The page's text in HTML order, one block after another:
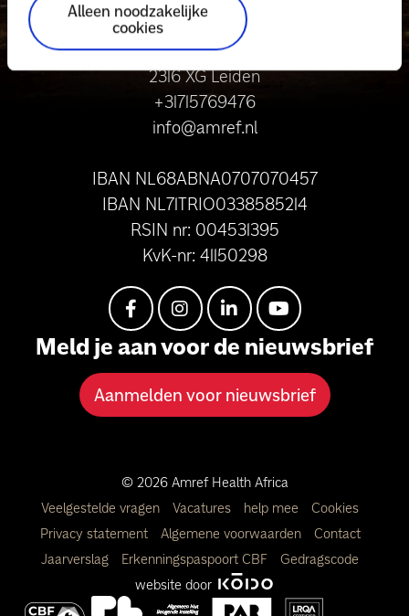
Alleen noodzakelijke
cookies
Contact
Schuttersveld 9
2316 XG Leiden
+31715769476
info@amref.nl
IBAN NL68ABNA0707070457
IBAN NL71TRIO0338585214
RSIN nr: 004531395
KvK-nr: 41150298
Meld je aan voor de nieuwsbrief
Aanmelden voor nieuwsbrief
© 2026 Amref Health Africa
Veelgestelde vragen
Vacatures help mee
Cookies
Privacy statement
Algemene voorwaarden
Contact
Jaarverslag
Erkenningspaspoort CBF
Gedragscode
website door